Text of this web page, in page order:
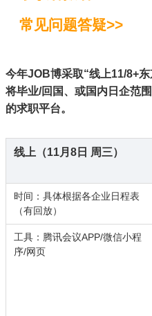
常见问题答疑>>
今年JOB博采取“线上11/8+
将毕业/回国、或国内日企范
的求职平台。
线上（11月8日 周三）
时间：具体根据各企业日程表
（有回放）
工具：腾讯会议APP/微信小程
序/网页